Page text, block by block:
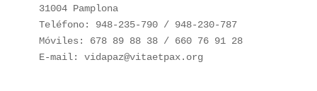
31004 Pamplona
Teléfono: 948-235-790 / 948-230-787
Móviles: 678 89 88 38 / 660 76 91 28
E-mail: vidapaz@vitaetpax.org